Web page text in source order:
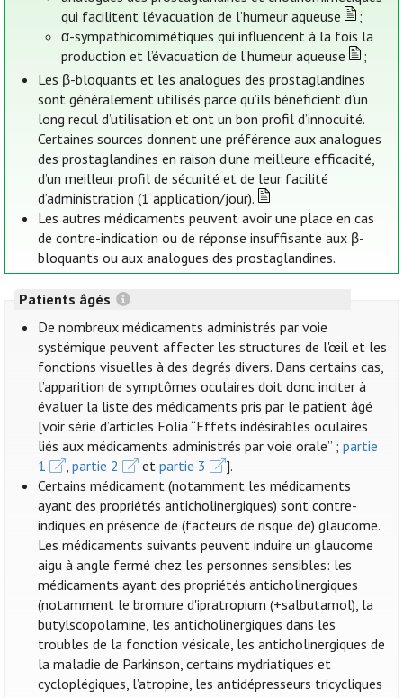
qui facilitent l’évacuation de l’humeur aqueuse
;
α-sympathicomimétiques qui influencent à la fois la
production et l’évacuation de l’humeur aqueuse
;
Les β-bloquants et les analogues des prostaglandines
sont généralement utilisés parce qu’ils bénéficient d’un
long recul d’utilisation et ont un bon profil d’innocuité.
Certaines sources donnent une préférence aux analogues
des prostaglandines en raison d’une meilleure efficacité,
d’un meilleur profil de sécurité et de leur facilité
d’administration (1 application/jour).
Les autres médicaments peuvent avoir une place en cas
de contre-indication ou de réponse insuffisante aux β-
bloquants ou aux analogues des prostaglandines.
Patients âgés
De nombreux médicaments administrés par voie
systémique peuvent affecter les structures de l'œil et les
fonctions visuelles à des degrés divers. Dans certains cas,
l’apparition de symptômes oculaires doit donc inciter à
évaluer la liste des médicaments pris par le patient âgé
[voir série d’articles Folia “Effets indésirables oculaires
liés aux médicaments administrés par voie orale” ;partie
1
,partie 2 etpartie 3
].
Certains médicament (notamment les médicaments
ayant des propriétés anticholinergiques) sont contre-
indiqués en présence de (facteurs de risque de) glaucome.
Les médicaments suivants peuvent induire un glaucome
aigu à angle fermé chez les personnes sensibles: les
médicaments ayant des propriétés anticholinergiques
(notamment le bromure d'ipratropium (+salbutamol), la
butylscopolamine, les anticholinergiques dans les
troubles de la fonction vésicale, les anticholinergiques de
la maladie de Parkinson, certains mydriatiques et
cycloplégiques, l’atropine, les antidépresseurs tricycliques